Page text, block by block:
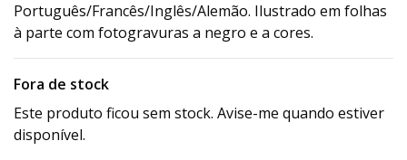
Português/Francês/Inglês/Alemão. Ilustrado em folhas
à parte com fotogravuras a negro e a cores.
Fora de stock
Este produto ficou sem stock. Avise-me quando estiver
disponível.